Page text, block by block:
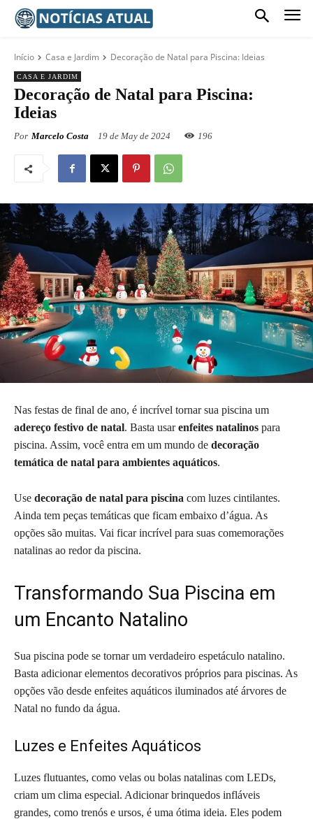
Início Casa e Jardim Decoração de Natal para Piscina: Ideias
CASA E JARDIM
Decoração de Natal para Piscina:
Ideias
Por Marcelo Costa 19 de May de 2024 196
Nas festas de final de ano, é incrível tornar sua piscina um
adereço festivo de natal. Basta usarenfeites natalinos para
piscina. Assim, você entra em um mundo de decoração
temática de natal para ambientes aquáticos.
Use decoração de natal para piscina com luzes cintilantes.
Ainda tem peças temáticas que ficam embaixo d’água. As
opções são muitas. Vai ficar incrível para suas comemorações
natalinas ao redor da piscina.
Transformando Sua Piscina em
um Encanto Natalino
Sua piscina pode se tornar um verdadeiro espetáculo natalino.
Basta adicionar elementos decorativos próprios para piscinas. As
opções vão desde enfeites aquáticos iluminados até árvores de
Natal no fundo da água.
Luzes e Enfeites Aquáticos
Luzes flutuantes, como velas ou bolas natalinas com LEDs,
criam um clima especial. Adicionar brinquedos infláveis
grandes, como trenós e ursos, é uma ótima ideia. Eles podem